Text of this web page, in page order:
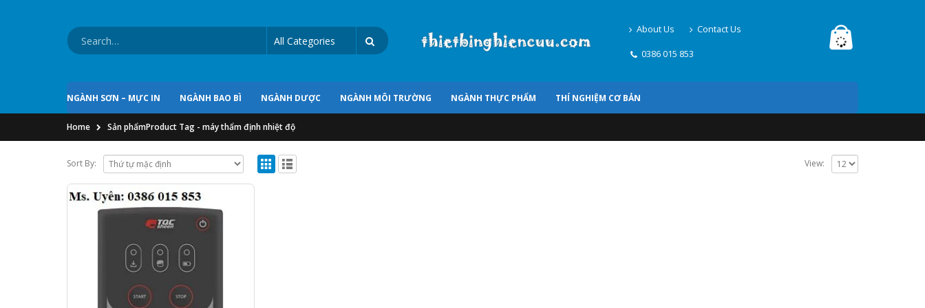
About Us Contact Us
0386 015 853
NGÀNH SƠN – MỰC IN NGÀNH BAO BÌ NGÀNH DƯỢC NGÀNH MÔI TRƯỜNG NGÀNH THỰC PHẨM THÍ NGHIỆM CƠ BẢN
Home Sản phẩmProduct Tag - máy thẩm định nhiệt độ
Sort By: View: